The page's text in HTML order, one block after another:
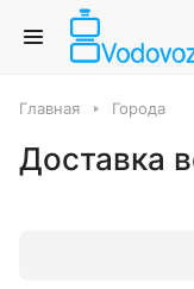
Главная Города
Доставка